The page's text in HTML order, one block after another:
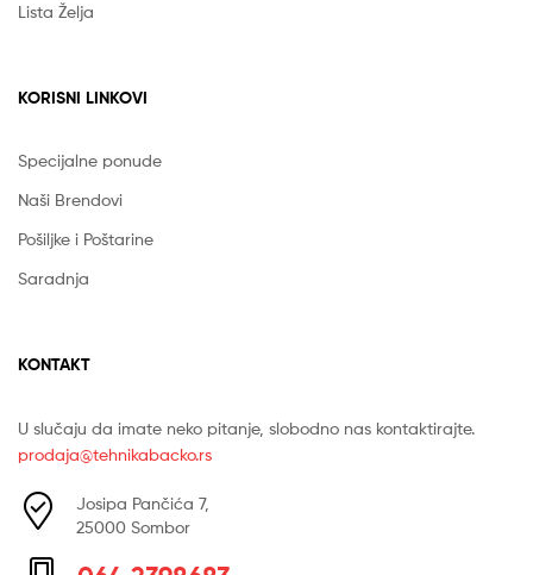
Lista Želja
KORISNI LINKOVI
Specijalne ponude
Naši Brendovi
Pošiljke i Poštarine
Saradnja
KONTAKT
U slučaju da imate neko pitanje, slobodno nas kontaktirajte.
prodaja@tehnikabacko.rs
Josipa Pančića 7,
25000 Sombor